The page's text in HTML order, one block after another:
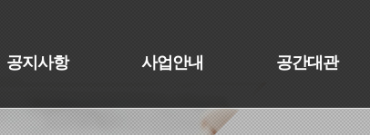
공지사항 사업안내 공간대관